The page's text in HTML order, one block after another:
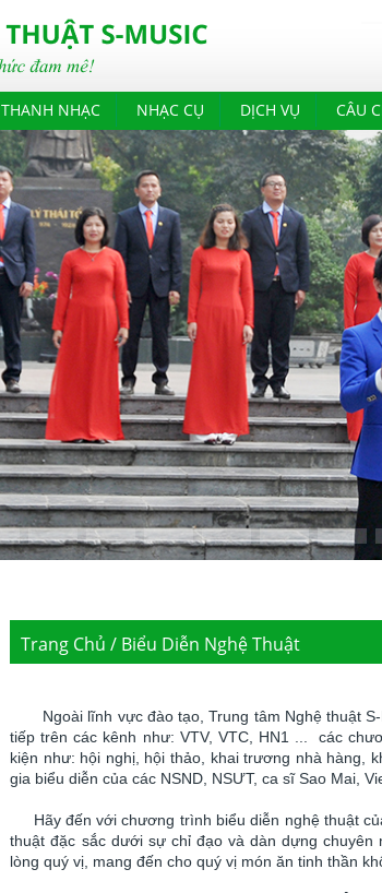
THANH NHẠC NHẠC CỤ DỊCH VỤ CÂU
Trang Chủ / Biểu Diễn Nghệ Thuật
Ngoài lĩnh vực đào tạo, Trung tâm Nghệ thuật
tiếp trên các kênh như: VTV, VTC, HN1 ... các
kiện như: hội nghị, hội thảo, khai trương nhà hàng,
gia biểu diễn của các NSND, NSƯT, ca sĩ Sao Mai,
Hãy đến với chương trình biểu diễn nghệ thuật
thuật đặc sắc dưới sự chỉ đạo và dàn dựng
lòng quý vị, mang đến cho quý vị món ăn tinh thần